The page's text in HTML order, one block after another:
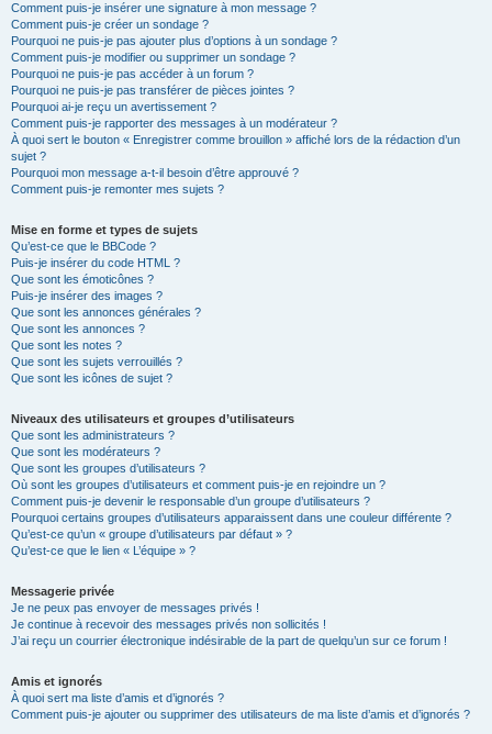
Comment puis-je insérer une signature à mon message ?
Comment puis-je créer un sondage ?
Pourquoi ne puis-je pas ajouter plus d’options à un sondage ?
Comment puis-je modifier ou supprimer un sondage ?
Pourquoi ne puis-je pas accéder à un forum ?
Pourquoi ne puis-je pas transférer de pièces jointes ?
Pourquoi ai-je reçu un avertissement ?
Comment puis-je rapporter des messages à un modérateur ?
À quoi sert le bouton « Enregistrer comme brouillon » affiché lors de la rédaction d’un
sujet ?
Pourquoi mon message a-t-il besoin d’être approuvé ?
Comment puis-je remonter mes sujets ?
Mise en forme et types de sujets
Qu’est-ce que le BBCode ?
Puis-je insérer du code HTML ?
Que sont les émoticônes ?
Puis-je insérer des images ?
Que sont les annonces générales ?
Que sont les annonces ?
Que sont les notes ?
Que sont les sujets verrouillés ?
Que sont les icônes de sujet ?
Niveaux des utilisateurs et groupes d’utilisateurs
Que sont les administrateurs ?
Que sont les modérateurs ?
Que sont les groupes d’utilisateurs ?
Où sont les groupes d’utilisateurs et comment puis-je en rejoindre un ?
Comment puis-je devenir le responsable d’un groupe d’utilisateurs ?
Pourquoi certains groupes d’utilisateurs apparaissent dans une couleur différente ?
Qu’est-ce qu’un « groupe d’utilisateurs par défaut » ?
Qu’est-ce que le lien « L’équipe » ?
Messagerie privée
Je ne peux pas envoyer de messages privés !
Je continue à recevoir des messages privés non sollicités !
J’ai reçu un courrier électronique indésirable de la part de quelqu’un sur ce forum !
Amis et ignorés
À quoi sert ma liste d’amis et d’ignorés ?
Comment puis-je ajouter ou supprimer des utilisateurs de ma liste d’amis et d’ignorés ?